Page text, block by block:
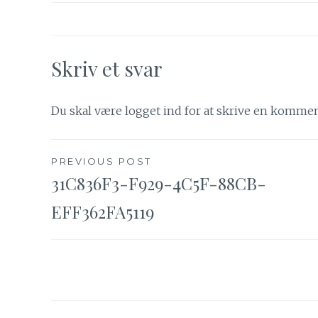
Skriv et svar
Du skal være logget ind for at skrive en
Indlægsnavigation
PREVIOUS POST
31C836F3-F929-4C5F-88CB-
EFF362FA5119